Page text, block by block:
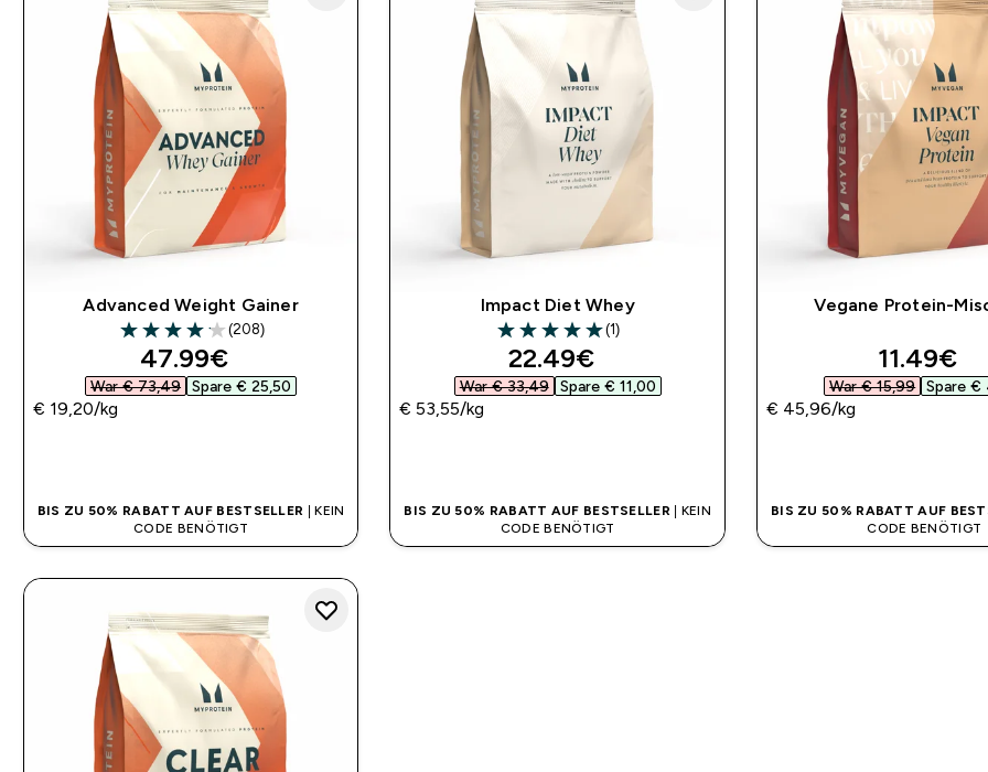
Advanced Weight Gainer
4.13 out of 5 stars
(208)
discounted price
47.99€‎
War € 73,49‎ Spare € 25,50‎
€ 19,20‎/kg
BIS ZU 50% RABATT AUF BESTSELLER | KEIN
CODE BENÖTIGT
Impact Diet Whey
5 out of 5 stars
(1)
discounted price
22.49€‎
War € 33,49‎ Spare € 11,00‎
€ 53,55‎/kg
BIS ZU 50% RABATT AUF BESTSELLER | KEIN
CODE BENÖTIGT
Vegane Protein-
11.49€‎
War € 15,99‎ Spare €
€ 45,96‎/kg
BIS ZU 50% RABATT AUF
CODE BENÖTIGT